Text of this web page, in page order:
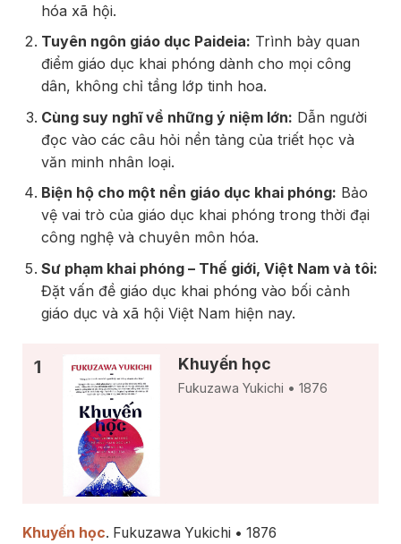
hóa xã hội.
Tuyên ngôn giáo dục Paideia: Trình bày quan
điểm giáo dục khai phóng dành cho mọi công
dân, không chỉ tầng lớp tinh hoa.
Cùng suy nghĩ về những ý niệm lớn: Dẫn người
đọc vào các câu hỏi nền tảng của triết học và
văn minh nhân loại.
Biện hộ cho một nền giáo dục khai phóng: Bảo
vệ vai trò của giáo dục khai phóng trong thời đại
công nghệ và chuyên môn hóa.
Sư phạm khai phóng – Thế giới, Việt Nam và tôi:
Đặt vấn đề giáo dục khai phóng vào bối cảnh
giáo dục và xã hội Việt Nam hiện nay.
Khuyến học
Fukuzawa Yukichi • 1876
Khuyến học. Fukuzawa Yukichi • 1876